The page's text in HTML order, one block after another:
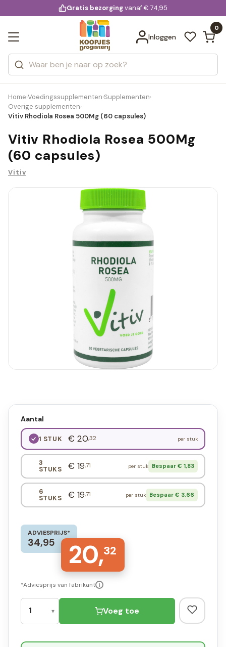
voor 20:00 uur besteld
Gratis bezorgingvanaf € 74,95
Inloggen
0
Zoeken
Categorieën
Merken
Bekijk alle resultaten
Home›Voedingssupplementen›Supplementen›
Overige supplementen›
Vitiv Rhodiola Rosea 500Mg (60 capsules)
Vitiv Rhodiola Rosea 500Mg
(60 capsules)
Vitiv
Aantal
1 STUK € 20,32 per stuk
3
STUKS € 19,71 per stuk Bespaar € 1,83
6
STUKS € 19,71 per stuk Bespaar € 3,66
ADVIESPRIJS*
34,95 20,32
*Adviesprijs van fabrikant i
Voeg toe